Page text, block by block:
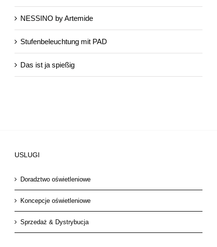
NESSINO by Artemide
Stufenbeleuchtung mit PAD
Das ist ja spießig
USLUGI
Doradztwo oświetleniowe
Koncepcje oświetleniowe
Sprzedaż & Dystrybucja